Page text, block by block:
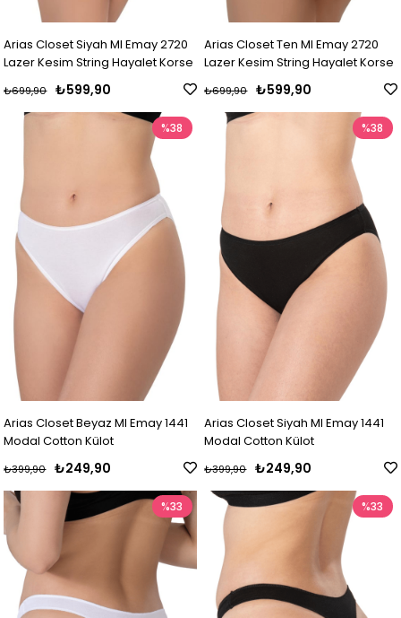
Arias Closet Siyah MI Emay 2720
Lazer Kesim String Hayalet Korse
₺599,90
₺699,90
Arias Closet Ten MI Emay 2720
Lazer Kesim String Hayalet Korse
₺599,90
₺699,90
Arias Closet Beyaz MI Emay 1441
Modal Cotton Külot
₺249,90
₺399,90
%38
Arias Closet Siyah MI Emay 1441
Modal Cotton Külot
₺249,90
₺399,90
%38
%33 %33